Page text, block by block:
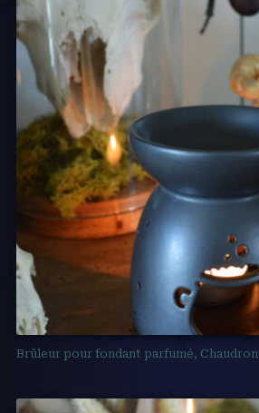
Brûleur pour fondant parfumé, Chaudron